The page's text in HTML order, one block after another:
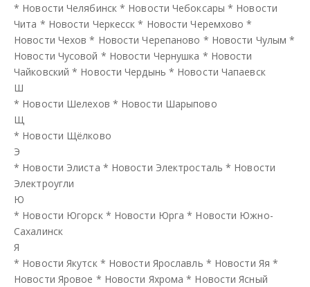
* Новости Челябинск * Новости Чебоксары * Новости
Чита * Новости Черкесск * Новости Черемхово *
Новости Чехов * Новости Черепаново * Новости Чулым *
Новости Чусовой * Новости Чернушка * Новости
Чайковский * Новости Чердынь * Новости Чапаевск
Ш
* Новости Шелехов * Новости Шарыпово
Щ
* Новости Щёлково
Э
* Новости Элиста * Новости Электросталь * Новости
Электроугли
Ю
* Новости Югорск * Новости Юрга * Новости Южно-
Сахалинск
Я
* Новости Якутск * Новости Ярославль * Новости Яя *
Новости Яровое * Новости Яхрома * Новости Ясный